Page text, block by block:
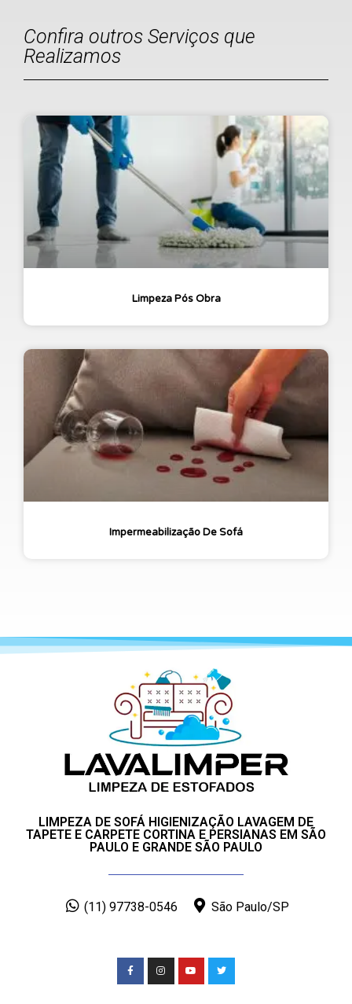
Confira outros Serviços que
Realizamos
Limpeza Pós Obra
Impermeabilização De Sofá
LIMPEZA DE SOFÁ HIGIENIZAÇÃO LAVAGEM DE
TAPETE E CARPETE CORTINA E PERSIANAS EM SÃO
PAULO E GRANDE SÃO PAULO
(11) 97738-0546 São Paulo/SP